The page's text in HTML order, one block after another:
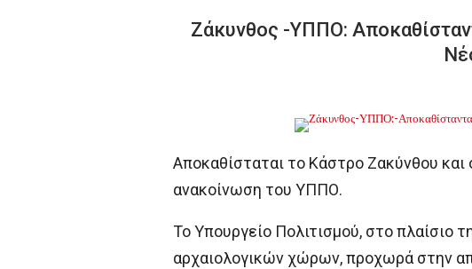
Ζάκυνθος -ΥΠΠΟ:
Αποκαθίσταται το Κάστρο Ζακύνθου
ανακοίνωση του ΥΠΠΟ.
Το Υπουργείο Πολιτισμού, στο πλαίσιο
αρχαιολογικών χώρων, προχωρά στην